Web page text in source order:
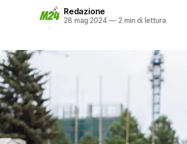
Redazione
28 mag 2024 —2 min di lettura